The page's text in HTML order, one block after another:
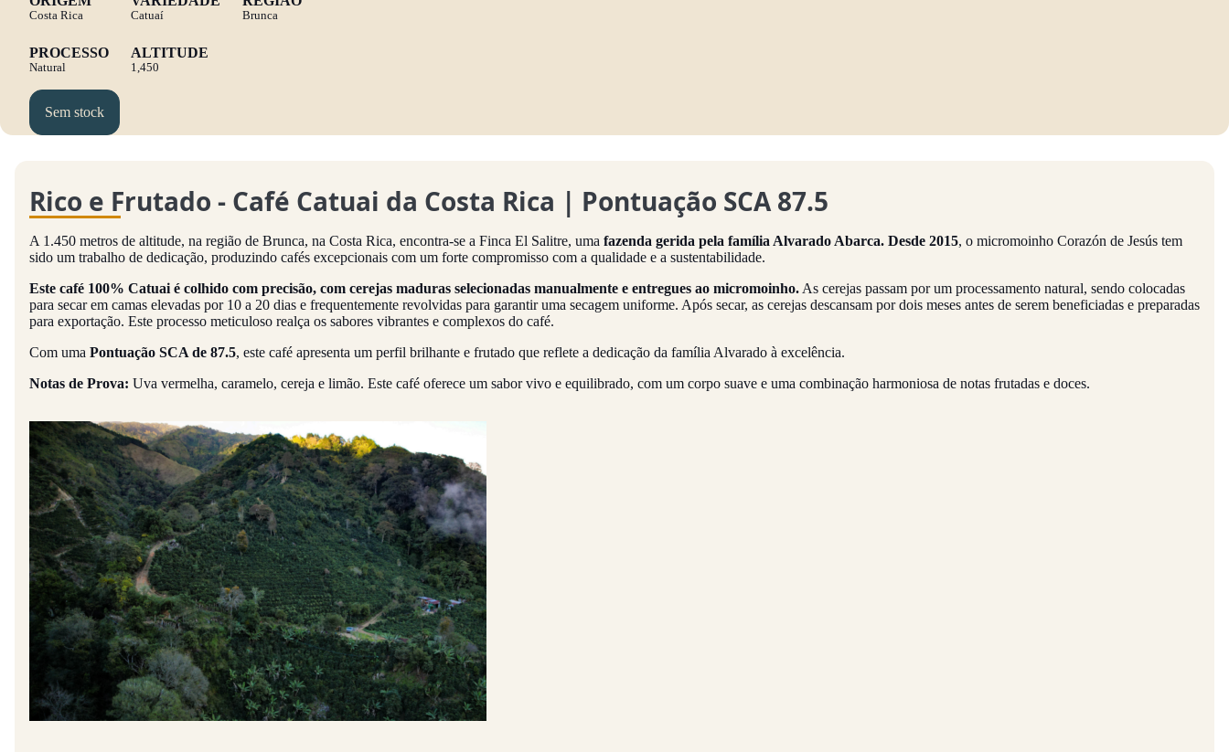
Costa Rica Catuaí Brunca
PROCESSO
Natural
ALTITUDE
1,450
Sem stock
Rico e Frutado - Café Catuai da Costa Rica | Pontuação SCA 87.5
A 1.450 metros de altitude, na região de Brunca, na Costa Rica, encontra-se a Finca El Salitre, uma fazenda gerida pela família Alvarado Abarca. Desde 2015, o micromoinho Corazón de Jesús tem
sido um trabalho de dedicação, produzindo cafés excepcionais com um forte compromisso com a qualidade e a sustentabilidade.
Este café 100% Catuai é colhido com precisão, com cerejas maduras selecionadas manualmente e entregues ao micromoinho. As cerejas passam por um processamento natural, sendo colocadas
para secar em camas elevadas por 10 a 20 dias e frequentemente revolvidas para garantir uma secagem uniforme. Após secar, as cerejas descansam por dois meses antes de serem beneficiadas e preparadas
para exportação. Este processo meticuloso realça os sabores vibrantes e complexos do café.
Com uma Pontuação SCA de 87.5, este café apresenta um perfil brilhante e frutado que reflete a dedicação da família Alvarado à excelência.
Notas de Prova: Uva vermelha, caramelo, cereja e limão. Este café oferece um sabor vivo e equilibrado, com um corpo suave e uma combinação harmoniosa de notas frutadas e doces.